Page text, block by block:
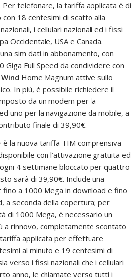
Per telefonare, la tariffa applicata è di
con 18 centesimi di scatto alla
i cellulari nazionali ed i fissi
Occidentale, USA e Canada.
sim dati in abbonamento, con
Giga Full Speed da condividere con
Wind Home Magnum attive sullo
In più, è possibile richiedere il
da un modem per la
uno per la navigazione da mobile, a
finale di 39,90€.
è la nuova tariffa TIM comprensiva
con l’attivazione gratuita ed
4 settimane bloccato per quattro
sarà di 39,90€. Include una
a 1000 Mega in download e fino
a seconda della copertura; per
di 1000 Mega, è necessario un
a rinnovo, completamente scontato
applicata per effettuare
al minuto e 19 centesimi di
verso i fissi nazionali che i cellulari
anno, le chiamate verso tutti i